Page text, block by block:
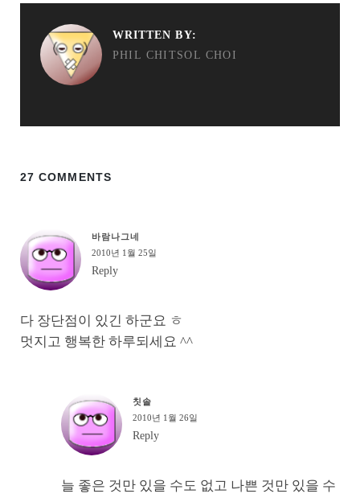
WRITTEN BY:
PHIL CHITSOL CHOI
27 COMMENTS
바람나그네
2010년 1월 25일
Reply
다 장단점이 있긴 하군요 ㅎ
멋지고 행복한 하루되세요 ^^
칫솔
2010년 1월 26일
Reply
늘 좋은 것만 있을 수도 없고 나쁜 것만 있을 수